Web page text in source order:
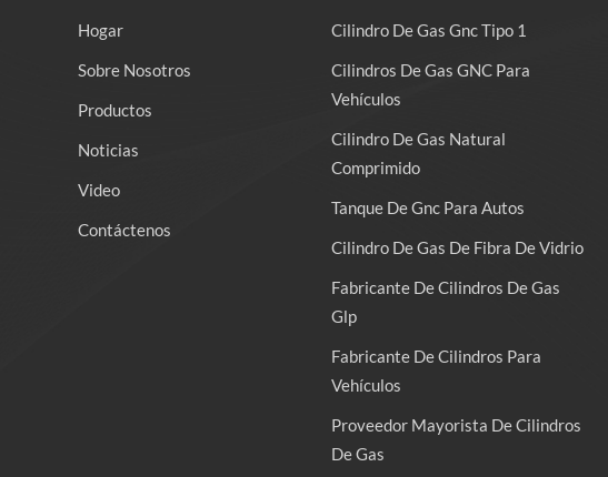
Hogar
Sobre Nosotros
Productos
Noticias
Video
Contáctenos
Cilindro De Gas Gnc Tipo 1
Cilindros De Gas GNC Para
Vehículos
Cilindro De Gas Natural
Comprimido
Tanque De Gnc Para Autos
Cilindro De Gas De Fibra De Vidrio
Fabricante De Cilindros De Gas
Glp
Fabricante De Cilindros Para
Vehículos
Proveedor Mayorista De Cilindros
De Gas